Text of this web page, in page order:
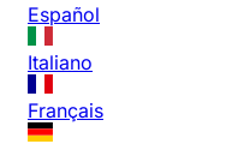
Español
Italiano
Français